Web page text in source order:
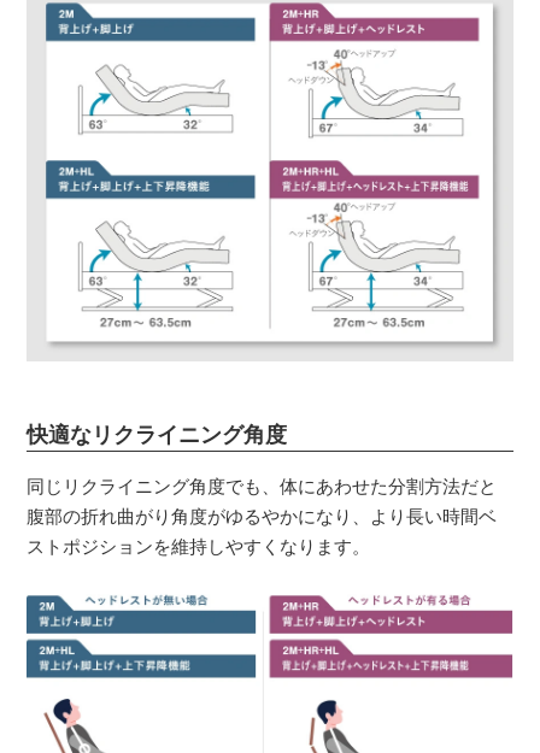
快適なリクライニング角度
同じリクライニング角度でも、体にあわせた分割方法だと
腹部の折れ曲がり角度がゆるやかになり、より長い時間ベ
ストポジションを維持しやすくなります。